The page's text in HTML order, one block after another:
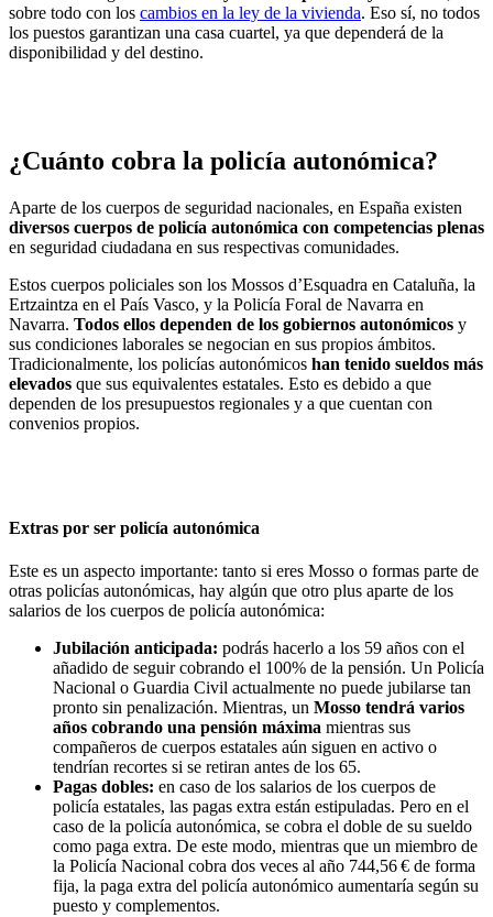
sobre todo con los cambios en la ley de la vivienda. Eso sí, no todos
los puestos garantizan una casa cuartel, ya que dependerá de la
disponibilidad y del destino.
¿Cuánto cobra la policía autonómica?
Aparte de los cuerpos de seguridad nacionales, en España existen
diversos cuerpos de policía autonómica con competencias plenas
en seguridad ciudadana en sus respectivas comunidades.
Estos cuerpos policiales son los Mossos d’Esquadra en Cataluña, la
Ertzaintza en el País Vasco, y la Policía Foral de Navarra en
Navarra. Todos ellos dependen de los gobiernos autonómicos y
sus condiciones laborales se negocian en sus propios ámbitos.
Tradicionalmente, los policías autonómicos han tenido sueldos más
elevados que sus equivalentes estatales. Esto es debido a que
dependen de los presupuestos regionales y a que cuentan con
convenios propios.
Extras por ser policía autonómica
Este es un aspecto importante: tanto si eres Mosso o formas parte de
otras policías autonómicas, hay algún que otro plus aparte de los
salarios de los cuerpos de policía autonómica:
Jubilación anticipada: podrás hacerlo a los 59 años con el
añadido de seguir cobrando el 100% de la pensión. Un Policía
Nacional o Guardia Civil actualmente no puede jubilarse tan
pronto sin penalización. Mientras, un Mosso tendrá varios
años cobrando una pensión máxima mientras sus
compañeros de cuerpos estatales aún siguen en activo o
tendrían recortes si se retiran antes de los 65.
Pagas dobles: en caso de los salarios de los cuerpos de
policía estatales, las pagas extra están estipuladas. Pero en el
caso de la policía autonómica, se cobra el doble de su sueldo
como paga extra. De este modo, mientras que un miembro de
la Policía Nacional cobra dos veces al año 744,56 € de forma
fija, la paga extra del policía autonómico aumentaría según su
puesto y complementos.